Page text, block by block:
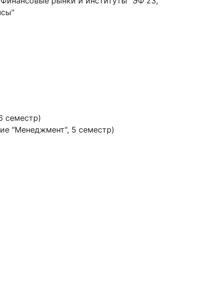
отдел
семестр)
"Менеджмент", 5 семестр)